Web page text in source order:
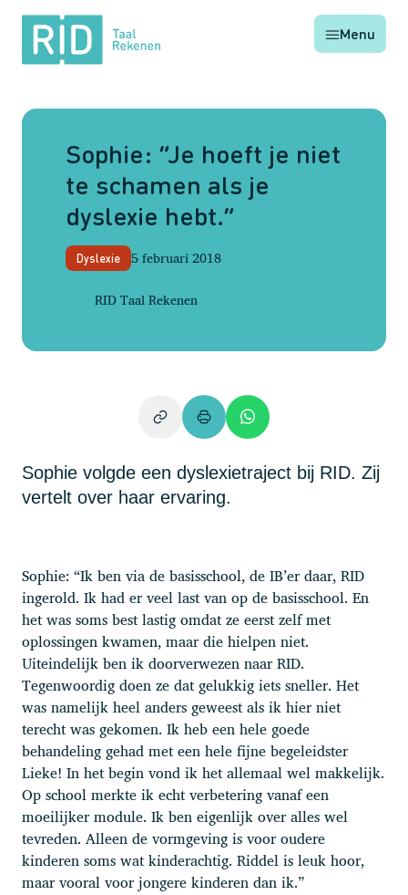
RID
Taal
Rekenen
Menu
Sophie: “Je hoeft je niet
te schamen als je
dyslexie hebt.”
Dyslexie
5 februari 2018
RID Taal Rekenen
Sophie volgde een dyslexietraject bij RID. Zij
vertelt over haar ervaring.
Sophie: “Ik ben via de basisschool, de IB’er daar, RID
ingerold. Ik had er veel last van op de basisschool. En
het was soms best lastig omdat ze eerst zelf met
oplossingen kwamen, maar die hielpen niet.
Uiteindelijk ben ik doorverwezen naar RID.
Tegenwoordig doen ze dat gelukkig iets sneller. Het
was namelijk heel anders geweest als ik hier niet
terecht was gekomen. Ik heb een hele goede
behandeling gehad met een hele fijne begeleidster
Lieke! In het begin vond ik het allemaal wel makkelijk.
Op school merkte ik echt verbetering vanaf een
moeilijker module. Ik ben eigenlijk over alles wel
tevreden. Alleen de vormgeving is voor oudere
kinderen soms wat kinderachtig. Riddel is leuk hoor,
maar vooral voor jongere kinderen dan ik.”